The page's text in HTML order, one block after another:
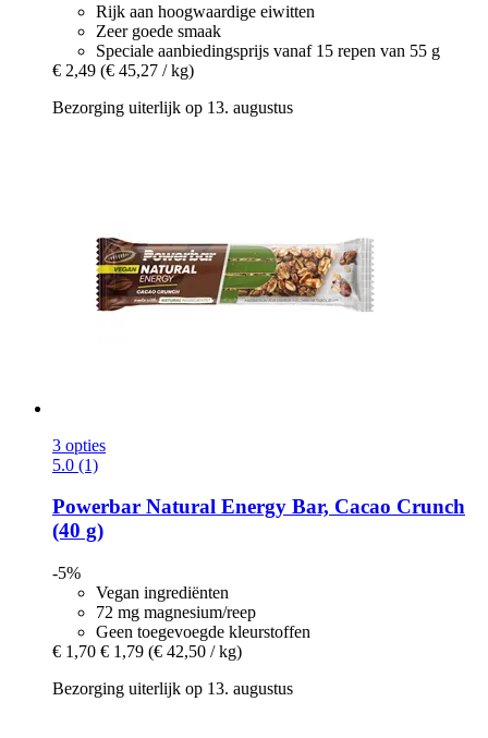
Rijk aan hoogwaardige eiwitten
Zeer goede smaak
Speciale aanbiedingsprijs vanaf 15 repen van 55 g
€ 2,49 (€ 45,27 / kg)
Bezorging uiterlijk op 13. augustus
3 opties
5.0 (1)
Powerbar Natural Energy Bar, Cacao Crunch
(40 g)
-5%
Vegan ingrediënten
72 mg magnesium/reep
Geen toegevoegde kleurstoffen
€ 1,70 € 1,79 (€ 42,50 / kg)
Bezorging uiterlijk op 13. augustus